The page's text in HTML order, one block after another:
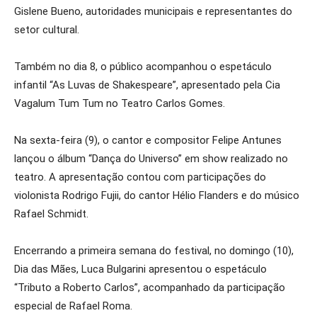
Gislene Bueno, autoridades municipais e representantes do
setor cultural.
Também no dia 8, o público acompanhou o espetáculo
infantil “As Luvas de Shakespeare”, apresentado pela Cia
Vagalum Tum Tum no Teatro Carlos Gomes.
Na sexta-feira (9), o cantor e compositor Felipe Antunes
lançou o álbum “Dança do Universo” em show realizado no
teatro. A apresentação contou com participações do
violonista Rodrigo Fujii, do cantor Hélio Flanders e do músico
Rafael Schmidt.
Encerrando a primeira semana do festival, no domingo (10),
Dia das Mães, Luca Bulgarini apresentou o espetáculo
“Tributo a Roberto Carlos”, acompanhado da participação
especial de Rafael Roma.